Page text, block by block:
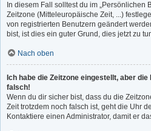
In diesem Fall solltest du im „Persönlichen
Zeitzone (Mitteleuropäische Zeit, ...)
von registrierten Benutzern geändert
bist, ist dies ein guter Grund, dies jetzt zu
Nach oben
Ich habe die Zeitzone eingestellt, aber
falsch!
Wenn du dir sicher bist, dass du die
Zeit trotzdem noch falsch ist, geht die Uhr
Kontaktiere einen Administrator, damit er